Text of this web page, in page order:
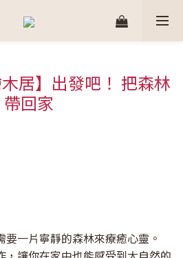
木居】出發吧！ 把森林
帶回家
一片寧靜的森林來療癒心靈。